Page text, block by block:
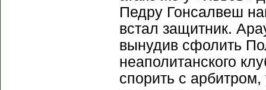
Педру Гонсалвеш
встал защитник.
вынудив сфолить
неаполитанского
спорить с